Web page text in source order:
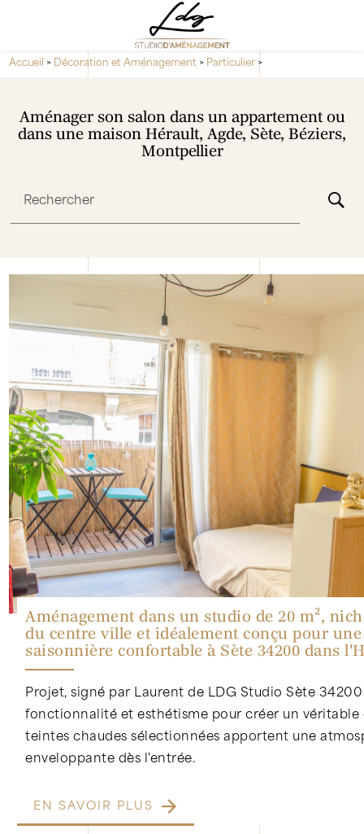
Accueil > Décoration et Aménagement > Particulier >
Aménager son salon dans un appartement ou
dans une maison Hérault, Agde, Sète, Béziers,
Montpellier
Rechercher
Aménagement dans un studio de 20 m²,
du centre ville et idéalement conçu pour
saisonnière confortable à Sète 34200 dans
Projet, signé par Laurent de LDG Studio Sète
fonctionnalité et esthétisme pour créer un véritable
teintes chaudes sélectionnées apportent une
enveloppante dès l'entrée.
EN SAVOIR PLUS
Panneau de gestion des cookies